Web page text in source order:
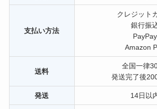
支払い方法
クレジット
銀行振
PayPay
Amazon
送料
全国一律
発送完了後
発送 14日以